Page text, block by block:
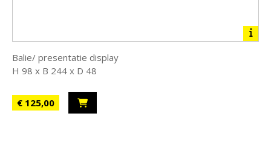
Balie/ presentatie display
H 98 x B 244 x D 48
€ 125,00